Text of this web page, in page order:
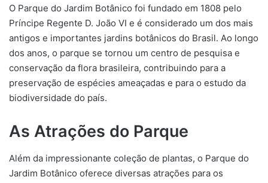
O Parque do Jardim Botânico foi fundado em 1808 pelo
Príncipe Regente D. João VI e é considerado um dos mais
antigos e importantes jardins botânicos do Brasil. Ao longo
dos anos, o parque se tornou um centro de pesquisa e
conservação da flora brasileira, contribuindo para a
preservação de espécies ameaçadas e para o estudo da
biodiversidade do país.
As Atrações do Parque
Além da impressionante coleção de plantas, o Parque do
Jardim Botânico oferece diversas atrações para os